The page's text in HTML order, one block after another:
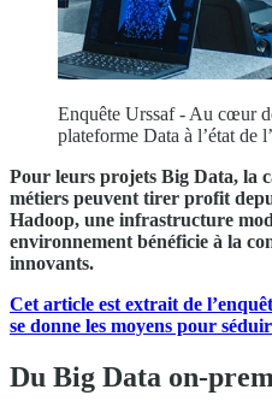
Enquête Urssaf - Au cœur
plateforme Data à l’état de
Pour leurs projets Big Data, la
métiers peuvent tirer profit
Hadoop, une infrastructure
environnement bénéficie à la
innovants.
Cet article est extrait de
se donne les moyens pour
Du Big Data on-